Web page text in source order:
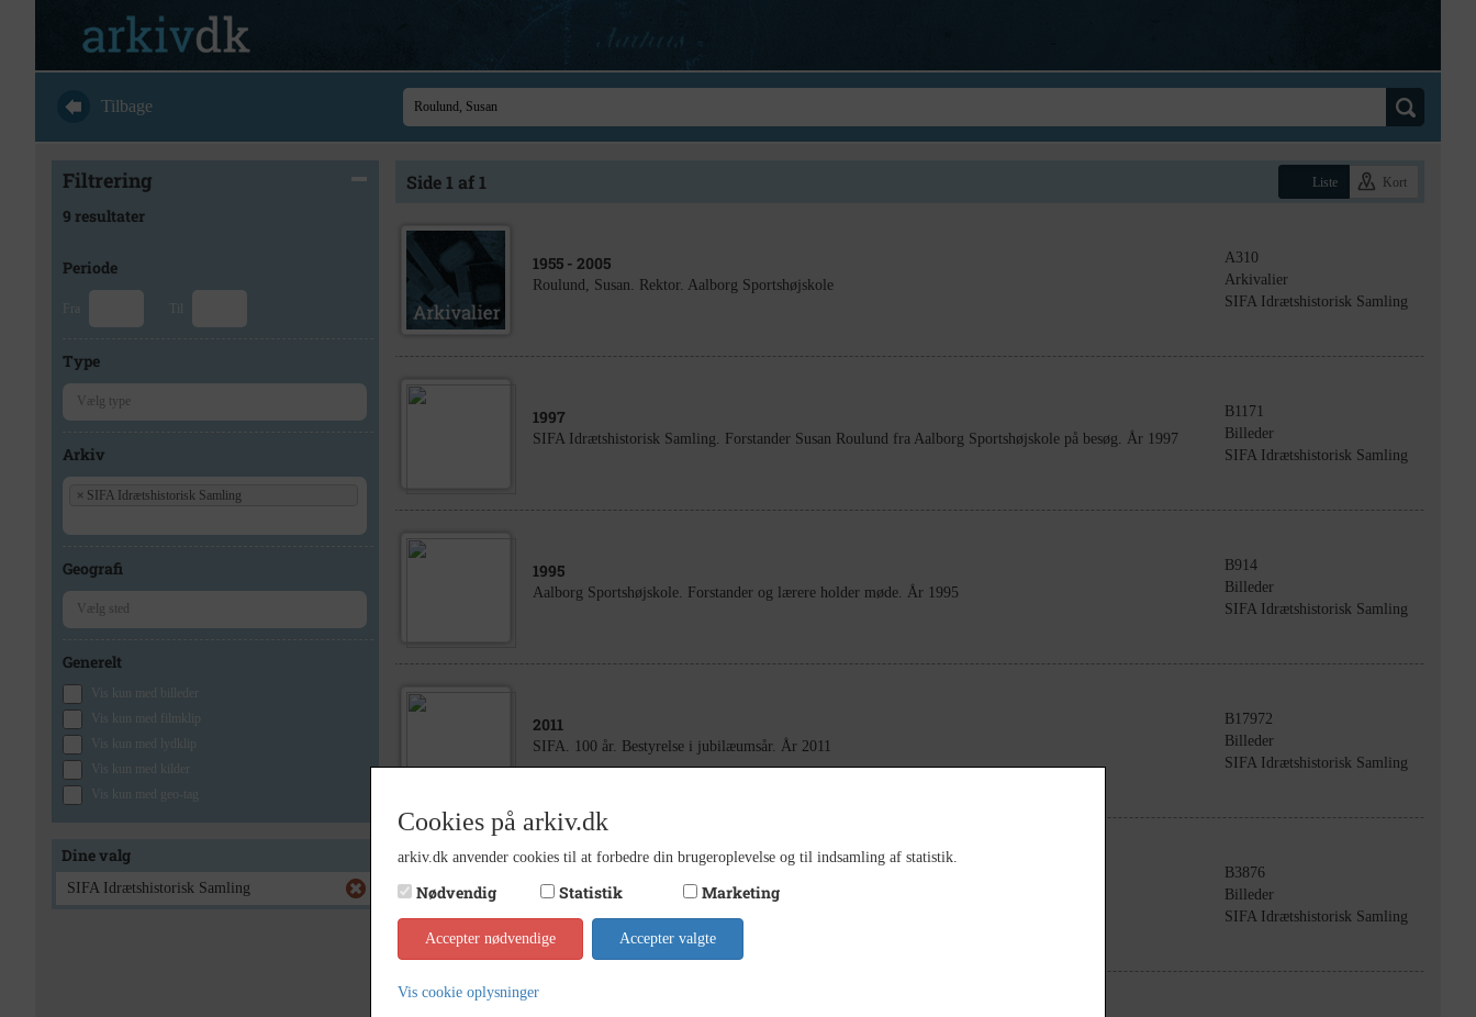
Tilbage
Filtrering
9 resultater
Periode
Fra Til
Type
Arkiv
× SIFA Idrætshistorisk Samling
Geografi
Generelt
Vis kun med billeder
Vis kun med filmklip
Vis kun med lydklip
Vis kun med kilder
Vis kun med geo-tag
Dine valg
SIFA Idrætshistorisk Samling
Side 1 af 1 Liste Kort
1955 - 2005
Roulund, Susan. Rektor. Aalborg Sportshøjskole
A310
Arkivalier
SIFA Idrætshistorisk Samling
1997
SIFA Idrætshistorisk Samling. Forstander Susan Roulund fra Aalborg Sportshøjskole på besøg. År 1997
B1171
Billeder
SIFA Idrætshistorisk Samling
1995
Aalborg Sportshøjskole. Forstander og lærere holder møde. År 1995
B914
Billeder
SIFA Idrætshistorisk Samling
2011
SIFA. 100 år. Bestyrelse i jubilæumsår. År 2011
B17972
Billeder
SIFA Idrætshistorisk Samling
SIFA. Billeder fra begivenheder i år 2006. Bl.a. repræsentantskabsmøde. År 2006
B3876
Billeder
SIFA Idrætshistorisk Samling
Cookies på arkiv.dk
arkiv.dk anvender cookies til at forbedre din brugeroplevelse og til indsamling af statistik.
Nødvendig Statistik Marketing
Accepter nødvendige Accepter valgte
Vis cookie oplysninger